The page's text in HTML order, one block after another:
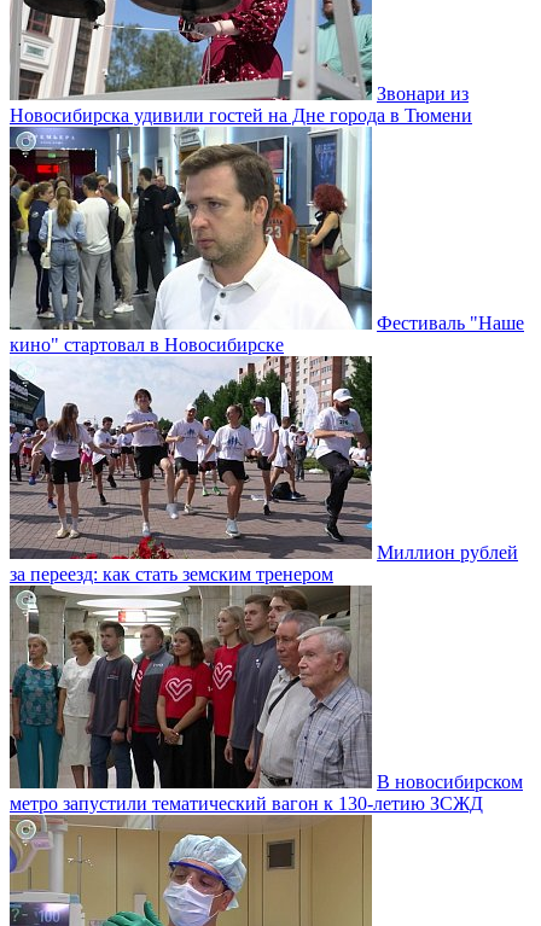
Звонари из
Новосибирска удивили гостей на Дне города в Тюмени
Фестиваль "Наше
кино" стартовал в Новосибирске
Миллион рублей
за переезд: как стать земским тренером
В новосибирском
метро запустили тематический вагон к 130-летию ЗСЖД